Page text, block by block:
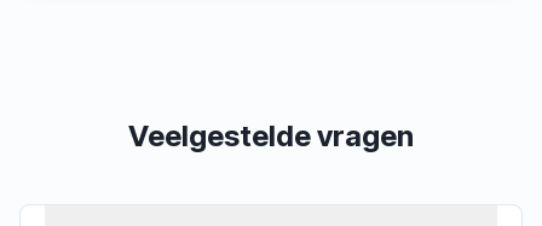
Veelgestelde vragen